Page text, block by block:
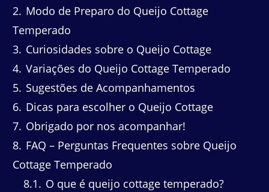
2 Modo de Preparo do Queijo Cottage
Temperado
3 Curiosidades sobre o Queijo Cottage
4 Variações do Queijo Cottage Temperado
5 Sugestões de Acompanhamentos
6 Dicas para escolher o Queijo Cottage
7 Obrigado por nos acompanhar!
8 FAQ – Perguntas Frequentes sobre Queijo
Cottage Temperado
8.1
O que é queijo cottage temperado?